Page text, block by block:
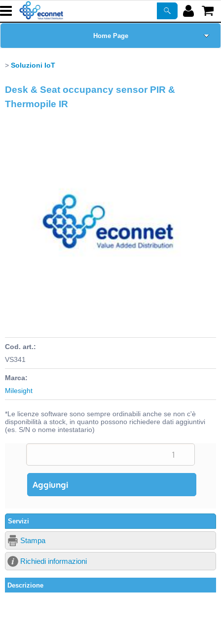
Home Page
Prodotti
PROMO ATTIVE
Soluzioni IoT
Desk & Seat occupancy sensor PIR &
Thermopile IR
Cod. art.:
VS341
Marca:
Milesight
*Le licenze software sono sempre ordinabili anche se non c'è
disponibilità a stock, in quanto possono richiedere dati aggiuntivi
(es. S/N o nome intestatario)
Servizi
Stampa
Richiedi informazioni
Descrizione